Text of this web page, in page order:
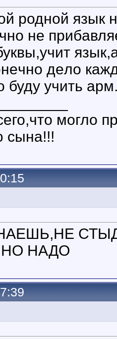
родной язык
нe
дeло
буду учить
могло
сына!!!
НАДО